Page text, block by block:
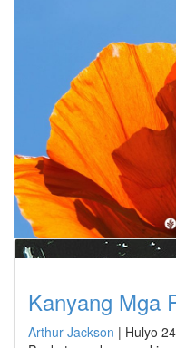
Kanyang Mga
Arthur Jackson | Hulyo 24